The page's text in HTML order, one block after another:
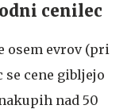
cenilec
osem evrov (pri
cene gibljejo
nad 50